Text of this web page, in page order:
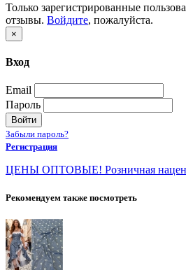
Только зарегистрированные
отзывы. Войдите, пожалуйста.
×
Вход
Email
Пароль
Войти
Забыли пароль?
Регистрация
ЦЕНЫ ОПТОВЫЕ! Розничная
Рекомендуем также посмотреть